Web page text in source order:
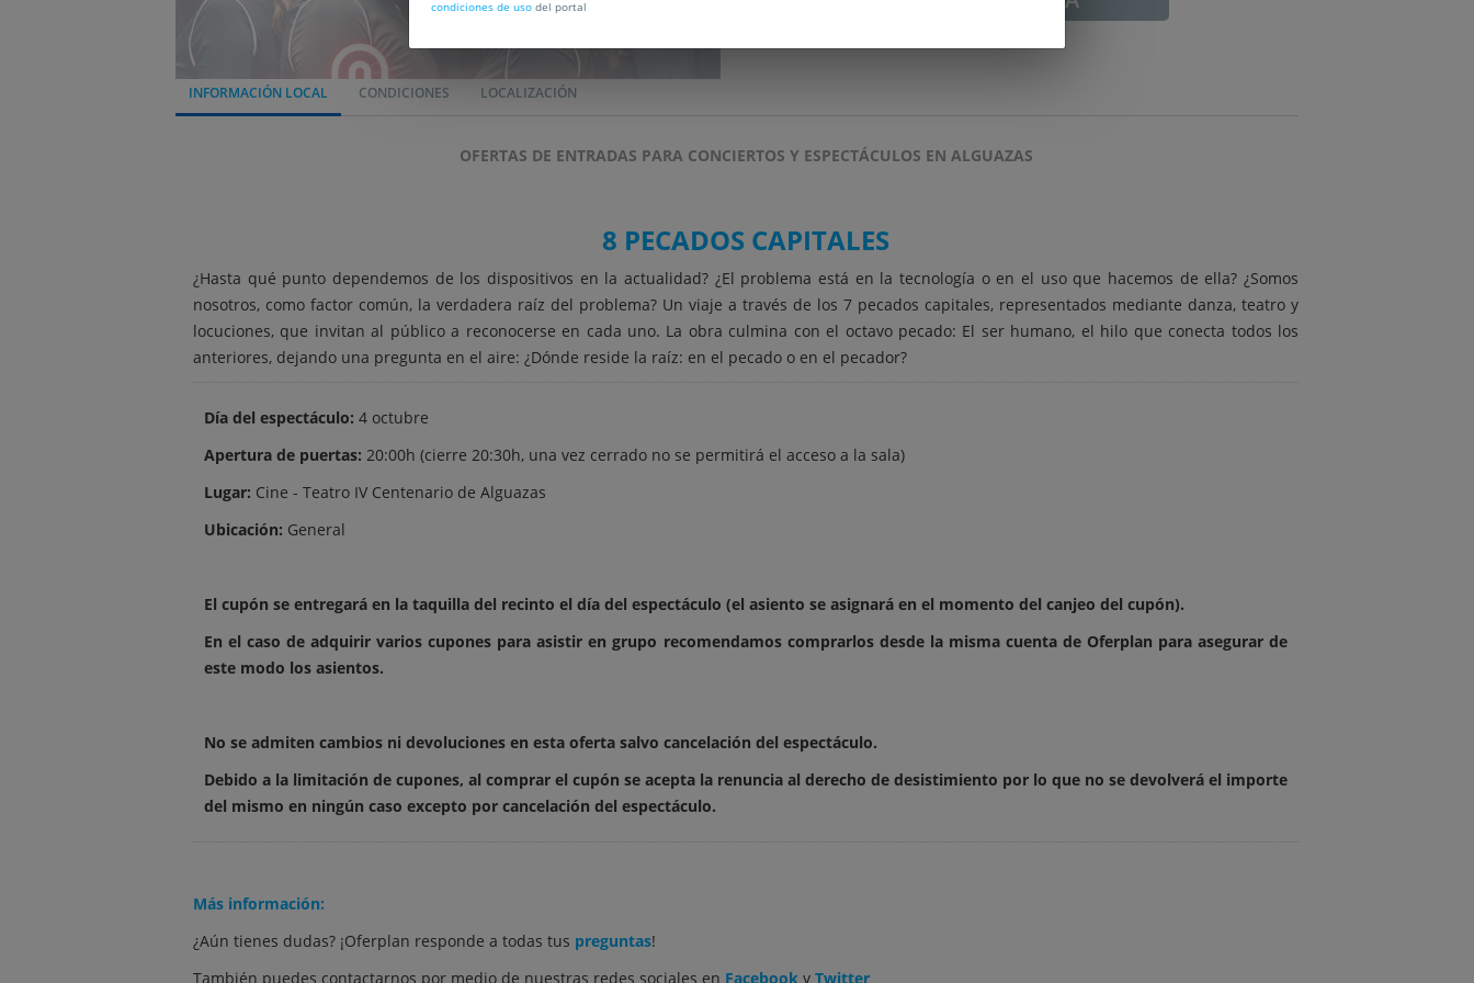
INFORMACIÓN LOCAL CONDICIONES LOCALIZACIÓN
OFERTAS DE ENTRADAS PARA CONCIERTOS Y ESPECTÁCULOS EN ALGUAZAS
8 PECADOS CAPITALES
¿Hasta qué punto dependemos de los dispositivos en la actualidad? ¿El problema está en la tecnología o en el uso que hacemos de ella? ¿Somos
nosotros, como factor común, la verdadera raíz del problema? Un viaje a través de los 7 pecados capitales, representados mediante danza, teatro y
locuciones, que invitan al público a reconocerse en cada uno. La obra culmina con el octavo pecado: El ser humano, el hilo que conecta todos los
anteriores, dejando una pregunta en el aire: ¿Dónde reside la raíz: en el pecado o en el pecador?
Día del espectáculo: 4 octubre
Apertura de puertas: 20:00h (cierre 20:30h, una vez cerrado no se permitirá el acceso a la sala)
Lugar: Cine - Teatro IV Centenario de Alguazas
Ubicación: General
El cupón se entregará en la taquilla del recinto el día del espectáculo (el asiento se asignará en el momento del canjeo del cupón).
En el caso de adquirir varios cupones para asistir en grupo recomendamos comprarlos desde la misma cuenta de Oferplan para asegurar de
este modo los asientos.
No se admiten cambios ni devoluciones en esta oferta salvo cancelación del espectáculo.
Debido a la limitación de cupones, al comprar el cupón se acepta la renuncia al derecho de desistimiento por lo que no se devolverá el importe
del mismo en ningún caso excepto por cancelación del espectáculo.
Más información:
¿Aún tienes dudas? ¡Oferplan responde a todas tus preguntas!
También puedes contactarnos por medio de nuestras redes sociales en Facebook y Twitter
condiciones de uso del portal